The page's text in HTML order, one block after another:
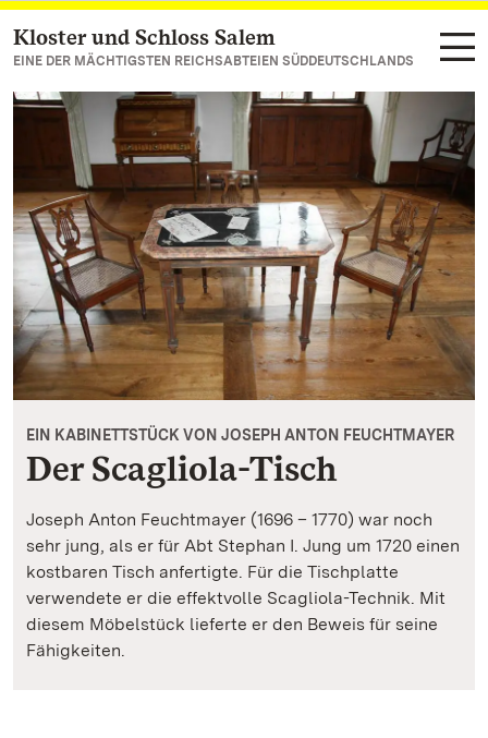
Zum Hauptinhalt springen
Kloster und Schloss Salem
EINE DER MÄCHTIGSTEN REICHSABTEIEN SÜDDEUTSCHLANDS
EIN KABINETTSTÜCK VON JOSEPH ANTON FEUCHTMAYER
Der Scagliola-Tisch
Joseph Anton Feuchtmayer (1696 – 1770) war noch
sehr jung, als er für Abt Stephan I. Jung um 1720 einen
kostbaren Tisch anfertigte. Für die Tischplatte
verwendete er die effektvolle Scagliola-Technik. Mit
diesem Möbelstück lieferte er den Beweis für seine
Fähigkeiten.